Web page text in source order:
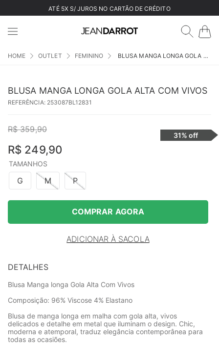
ATÉ 5X S/ JUROS NO CARTÃO DE CRÉDITO
OUTLET FEMININO BLUSA MANGA LONGA GOLA ALTA COM VIVOS
BLUSA MANGA LONGA GOLA ALTA COM VIVOS
REFERÊNCIA: 253087BL12831
R$ 359,90
R$ 249,90
31% off
TAMANHOS
G M P
COMPRAR AGORA
ADICIONAR À SACOLA
DETALHES
Blusa Manga longa Gola Alta Com Vivos
Composição: 96% Viscose 4% Elastano
Blusa de manga longa em malha com gola alta, vivos
delicados e detalhe em metal que iluminam o design. Chic,
moderna e atemporal, traduz elegância contemporânea para
todas as ocasiões.